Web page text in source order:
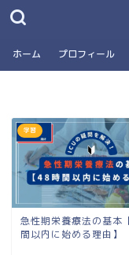
ホーム プロフィール
学習
急性期栄養療法の基本
間以内に始める理由】